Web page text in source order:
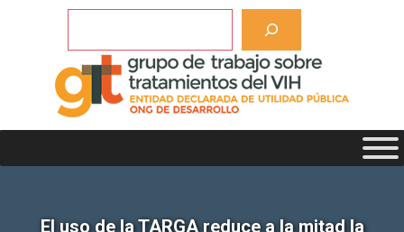
El uso de la TARGA reduce a la mitad la